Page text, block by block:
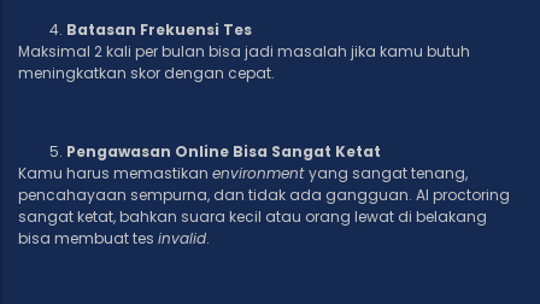
Batasan Frekuensi Tes
Maksimal 2 kali per bulan bisa jadi masalah jika kamu butuh
meningkatkan skor dengan cepat.
Pengawasan Online Bisa Sangat Ketat
Kamu harus memastikan environmentyang sangat tenang,
pencahayaan sempurna, dan tidak ada gangguan. AI proctoring
sangat ketat, bahkan suara kecil atau orang lewat di belakang
bisa membuat tes invalid.